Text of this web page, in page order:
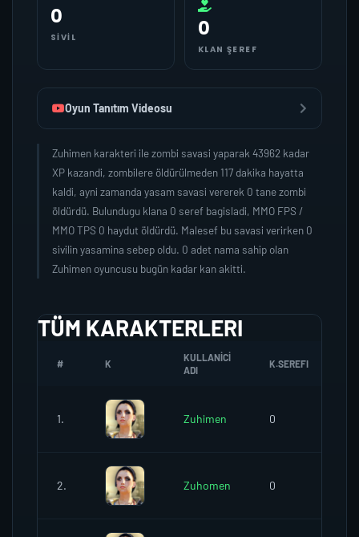
0
SIVIL 0
KLAN ŞEREF
Oyun Tanıtım Videosu
Zuhimen karakteri ile zombi savasi yaparak 43962 kadar
XP kazandi, zombilere öldürülmeden 117 dakika hayatta
kaldi, ayni zamanda yasam savasi vererek 0 tane zombi
öldürdü. Bulundugu klana 0 seref bagisladi, MMO FPS /
MMO TPS 0 haydut öldürdü. Malesef bu savasi verirken 0
sivilin yasamina sebep oldu. 0 adet nama sahip olan
Zuhimen oyuncusu bugün kadar kan akitti.
TÜM KARAKTERLERI
# K
KULLANICI
ADI
K.SEREFI
1. Zuhimen 0
2. Zuhomen 0